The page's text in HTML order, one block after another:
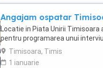
Angajam ospatar
Locatie in Piata Unirii
pentru programarea unui
Timisoara, Timis
1 ianuarie